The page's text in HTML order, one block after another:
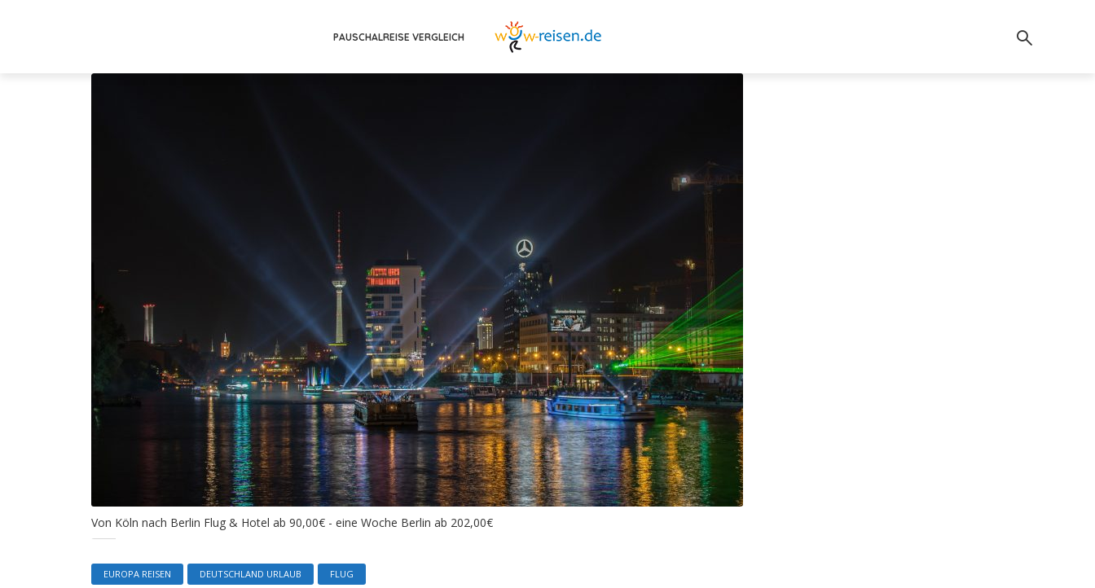
PAUSCHALREISE VERGLEICH
Von Köln nach Berlin Flug & Hotel ab 90,00€ - eine Woche Berlin ab 202,00€
EUROPA REISEN DEUTSCHLAND URLAUB FLUG